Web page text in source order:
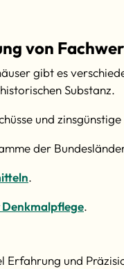
von
gibt es
Substanz.
und
der
.
.
und